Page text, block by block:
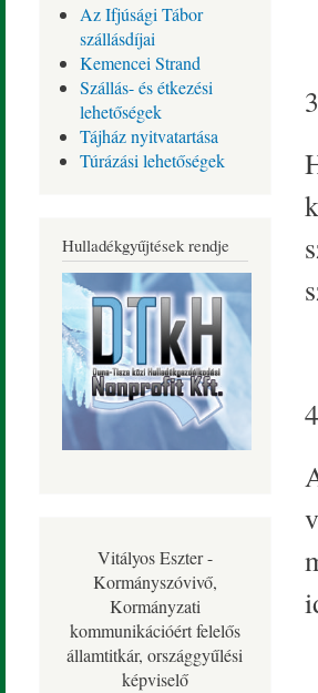
Az Ifjúsági Tábor
szállásdíjai
Kemencei Strand
Szállás- és étkezési
lehetőségek
Tájház nyitvatartása
Túrázási lehetőségek
Hulladékgyűjtések rendje
Vitályos Eszter -
Kormányszóvivő,
Kormányzati
kommunikációért felelős
államtitkár, országgyűlési
képviselő